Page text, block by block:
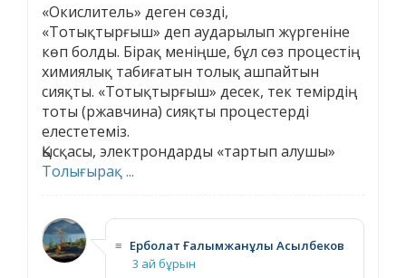
«Окислитель» деген сөзді,
«Тотықтырғыш» деп аударылып жүргеніне
көп болды. Бірақ меніңше, бұл сөз процестің
химиялық табиғатын толық ашпайтын
сияқты. «Тотықтырғыш» десек, тек темірдің
тоты (ржавчина) сияқты процестерді
елестетеміз.
Қысқасы, электрондарды «тартып алушы»
Толығырақ ...
≡ Ерболат Ғалымжанұлы Асылбеков
3 ай бұрын